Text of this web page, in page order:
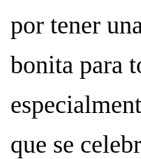
por tener
bonita para
que se